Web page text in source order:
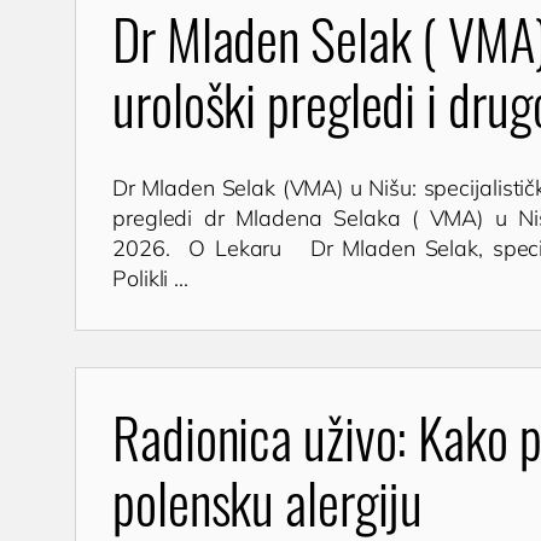
AKTIVNOSTI
Novosti i obaveštenja
Lečenje prostate
Postavljanje, skidanje i
zamena katetera u
Nišu
Ispitivanje uzroka
neplodnosti i
spermogram
Dr Mladen Selak (
urološki pregledi i
Dr Mladen Selak (VMA) u Nišu:
pregledi dr Mladena Selaka ( VMA) u
2026. O Lekaru Dr Mladen Selak,
Polikli ...
Radionica uživo: Kako
polensku alergiju